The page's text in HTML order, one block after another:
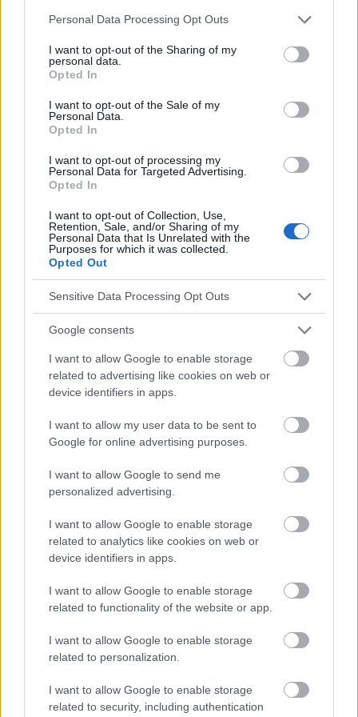
Please note that this website/app uses one or more Google
not limited to your visit or usage behaviour. You may click to
grant or deny consent to Google and its third-party tags to
use your data for below specified purposes in below Google
consent section.
Personal Data Processing Opt Outs
I want to opt-out of the Sharing of my
personal data.
Opted In
I want to opt-out of the Sale of my
Personal Data.
Opted In
I want to opt-out of processing my
Personal Data for Targeted Advertising.
Opted In
I want to opt-out of Collection, Use,
Retention, Sale, and/or Sharing of my
Personal Data that Is Unrelated with the
Purposes for which it was collected.
Opted Out
Sensitive Data Processing Opt Outs
Google consents
I want to allow Google to enable storage
related to advertising like cookies on web or
device identifiers in apps.
I want to allow my user data to be sent to
Google for online advertising purposes.
I want to allow Google to send me
personalized advertising.
I want to allow Google to enable storage
related to analytics like cookies on web or
device identifiers in apps.
I want to allow Google to enable storage
related to functionality of the website or app.
I want to allow Google to enable storage
related to personalization.
I want to allow Google to enable storage
related to security, including authentication
antibiotiques :
colistineutilisée pour traiter les infections
chroniques causées parPseudomonas
aeruginosa
solutions de NaCl (chlorure de sodium)
Solution de chlorure de sodium à 0,9 %
concentration dite isotonique. A un effet
hydratant. Nettoie en douceur les voies
respiratoires. Peut être utilisée comme solution
de base pour la préparation d'inhalations de
médicaments,
3 %, ou sel hypertonique. Son but est de
faciliter la dilution des sécrétions. Les solutions
hypertoniques doivent être utilisées le matin et
le midi. Si l'on veut les appliquer l'après-midi, il
faut le faire au plus tard 4 heures avant le
coucher,
sel à l'acide hyaluroniquepour humidifier les
muqueuses. Il convient à l'inhalation en cas de
l'expectoration. Ne le combinez pas avec
L'administration d'inhalations à un enfant doit être
précédée d'uneconsultation médicale